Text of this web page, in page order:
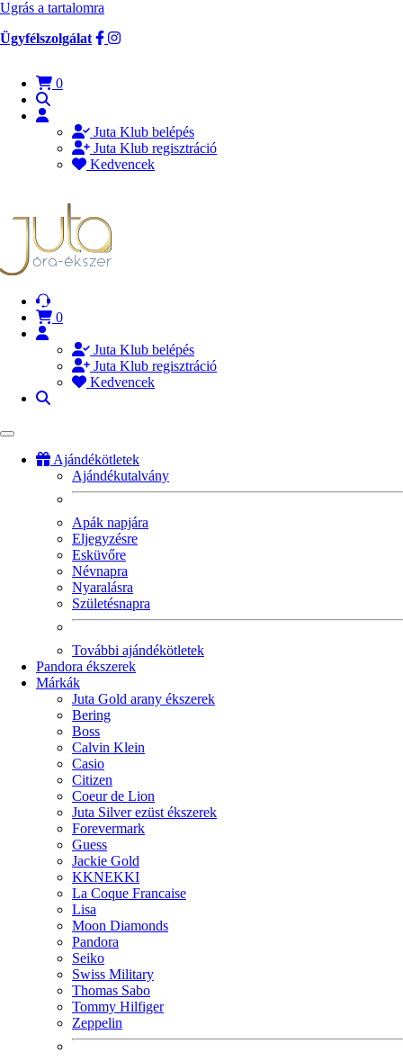
Ugrás a tartalomra
Ügyfélszolgálat
0
Juta Klub belépés
Juta Klub regisztráció
Kedvencek
0
Juta Klub belépés
Juta Klub regisztráció
Kedvencek
Ajándékötletek
Ajándékutalvány
Apák napjára
Eljegyzésre
Esküvőre
Névnapra
Nyaralásra
Születésnapra
További ajándékötletek
Pandora ékszerek
Márkák
Juta Gold arany ékszerek
Bering
Boss
Calvin Klein
Casio
Citizen
Coeur de Lion
Juta Silver ezüst ékszerek
Forevermark
Guess
Jackie Gold
KKNEKKI
La Coque Francaise
Lisa
Moon Diamonds
Pandora
Seiko
Swiss Military
Thomas Sabo
Tommy Hilfiger
Zeppelin